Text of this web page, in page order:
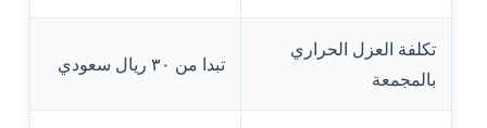
تكلفة العزل الحراري
بالمجمعة
تبدا من ٣٠ ريال سعودي